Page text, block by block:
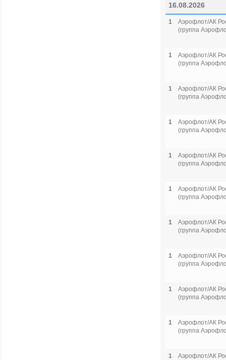
16.08.2026
1
Аэрофлот/АК
(группа
1
Аэрофлот/АК
(группа
1
Аэрофлот/АК
(группа
1
Аэрофлот/АК
(группа
1
Аэрофлот/АК
(группа
1
Аэрофлот/АК
(группа
1
Аэрофлот/АК
(группа
1
Аэрофлот/АК
(группа
1
Аэрофлот/АК
(группа
1
Аэрофлот/АК
(группа
1
Аэрофлот/АК